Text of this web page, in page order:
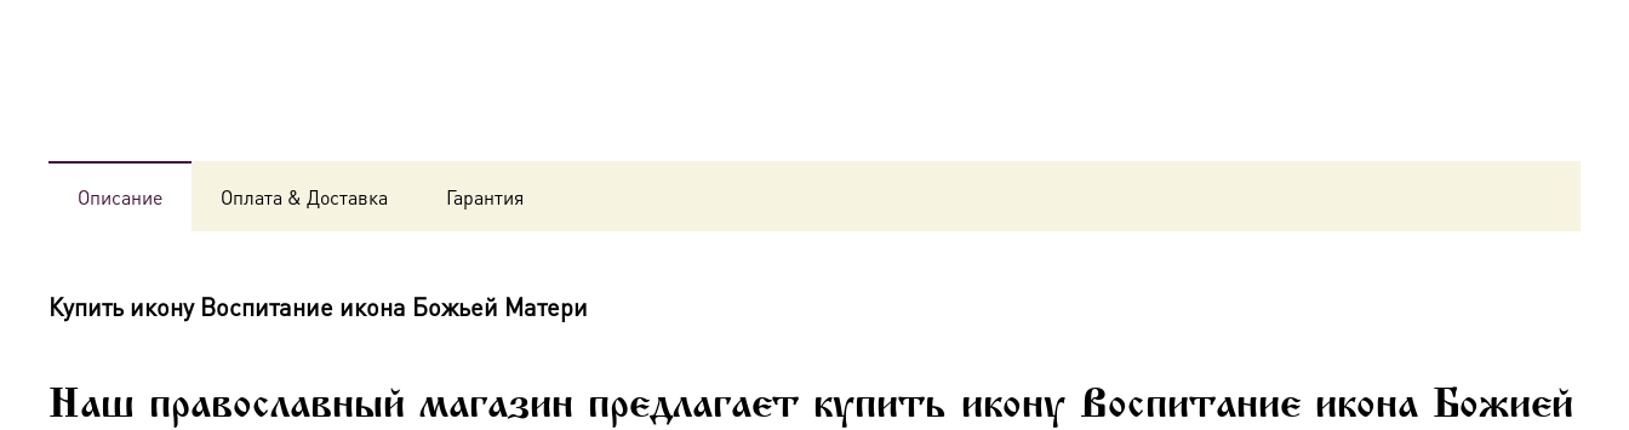
Описание Оплата & Доставка Гарантия
Купить икону Воспитание икона Божьей Матери
Наш православный магазин предлагает купить икону Воспитание икона Божией